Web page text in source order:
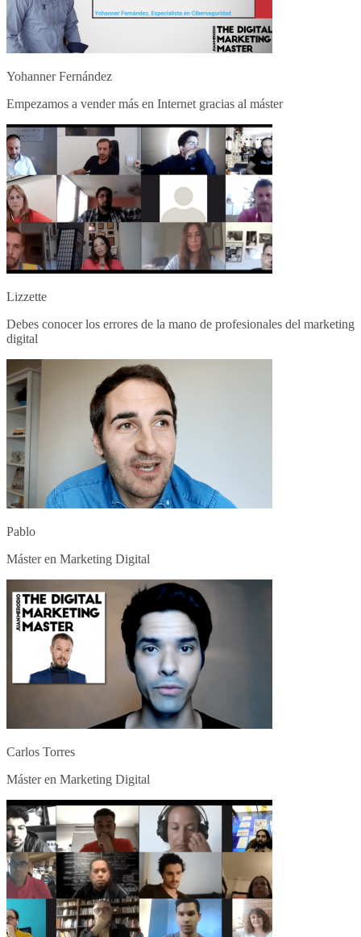
Yohanner Fernández
Empezamos a vender más en Internet gracias al máster
Lizzette
Debes conocer los errores de la mano de profesionales del marketing
digital
Pablo
Máster en Marketing Digital
Carlos Torres
Máster en Marketing Digital